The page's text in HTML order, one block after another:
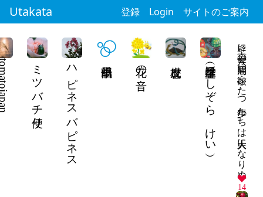
Utakata 登録 Login サイトのご案内
壁に穴母の眉間に皺ふたつ少年たちは大人になりぬ
14
星空馨（ほしぞら けい）
花の音
ハピネスバピネス
ミツバチ便り